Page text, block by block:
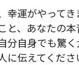
運がやってき
と、あなたの
分自身でも驚く
に伝えてくだ